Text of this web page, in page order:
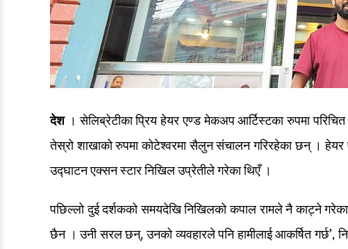
देश। सेलिब्रेटीका प्रिय हेयर एण्ड मेकअप आर्टिस्टका रुपमा
तेस्रो शाखाको रुपमा कोटेश्वरमा सैलुन संचालन गरिरहेका छन् ।
उद्घाटन एक्सन स्टार निखिल उप्रेतीले गरेका थिएँ ।
पछिल्लो दुई दर्शकको समयदेखि निखिलको कपाल रामले नै काट्ने
छैन । उनी सरल छन्, उनको व्यवहारले पनि हामीलाई आकर्षित